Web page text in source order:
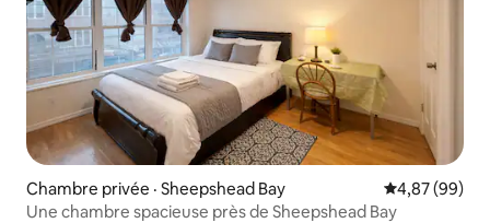
Chambre privée · Sheepshead Bay Note
4,87 (99)
Une chambre spacieuse près de Sheepshead Bay